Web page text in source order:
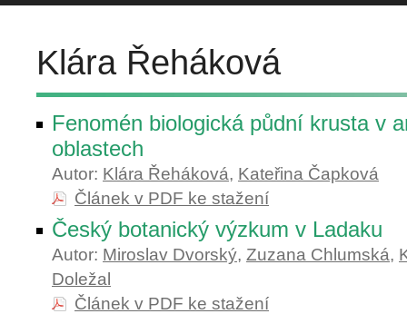
Klára Řeháková
Fenomén biologická půdní krusta v
oblastech
Autor: Klára Řeháková, Kateřina Čapková
Článek v PDF ke stažení
Český botanický výzkum v Ladaku
Autor: Miroslav Dvorský, Zuzana Chlumská,
Doležal
Článek v PDF ke stažení